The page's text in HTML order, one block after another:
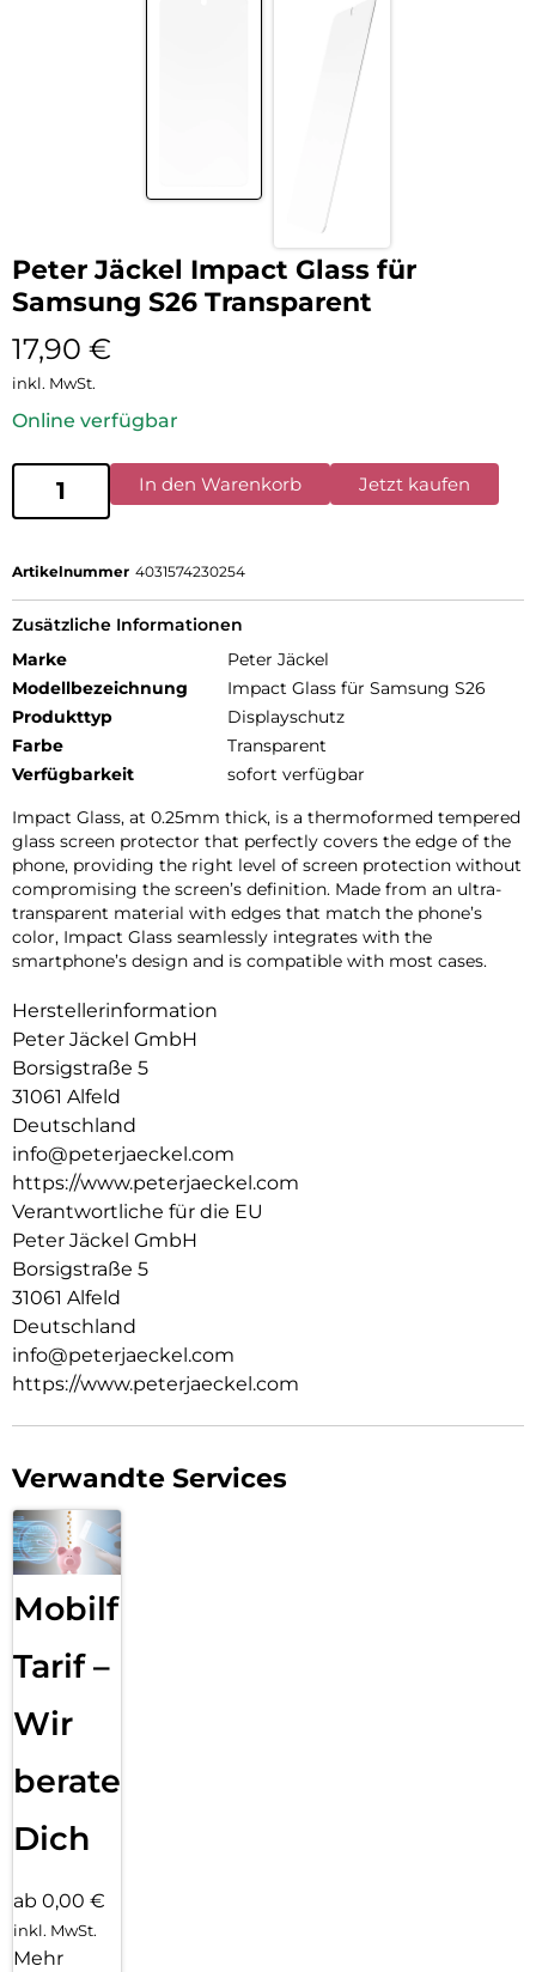
Peter Jäckel Impact Glass für
Samsung S26 Transparent
17,90 €
inkl. MwSt.
Online verfügbar
In den Warenkorb Jetzt kaufen
Artikelnummer 4031574230254
Zusätzliche Informationen
Marke
Peter Jäckel
Modellbezeichnung
Impact Glass für Samsung S26
Produkttyp
Displayschutz
Farbe
Transparent
Verfügbarkeit
sofort verfügbar
Impact Glass, at 0.25mm thick, is a thermoformed tempered
glass screen protector that perfectly covers the edge of the
phone, providing the right level of screen protection without
compromising the screen’s definition. Made from an ultra-
transparent material with edges that match the phone’s
color, Impact Glass seamlessly integrates with the
smartphone’s design and is compatible with most cases.
Herstellerinformation
Peter Jäckel GmbH
Borsigstraße 5
31061 Alfeld
Deutschland
info@peterjaeckel.com
https://www.peterjaeckel.com
Verantwortliche für die EU
Peter Jäckel GmbH
Borsigstraße 5
31061 Alfeld
Deutschland
info@peterjaeckel.com
https://www.peterjaeckel.com
Verwandte Services
Mobilfunk
Tarif –
Wir
beraten
Dich
ab 0,00 €
inkl. MwSt.
Mehr